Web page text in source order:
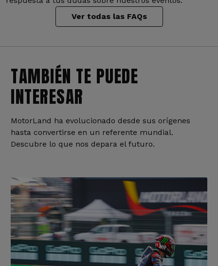
Ver todas las FAQs
TAMBIÉN TE PUEDE
INTERESAR
MotorLand ha evolucionado desde sus orígenes
hasta convertirse en un referente mundial.
Descubre lo que nos depara el futuro.